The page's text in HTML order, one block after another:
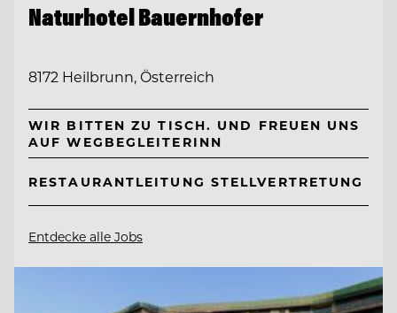
Naturhotel Bauernhofer
8172 Heilbrunn, Österreich
WIR BITTEN ZU TISCH. UND FREUEN UNS
AUF WEGBEGLEITERINN
RESTAURANTLEITUNG STELLVERTRETUNG
Entdecke alle Jobs